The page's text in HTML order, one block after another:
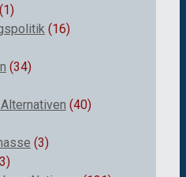
(1)
(16)
(34)
(40)
(3)